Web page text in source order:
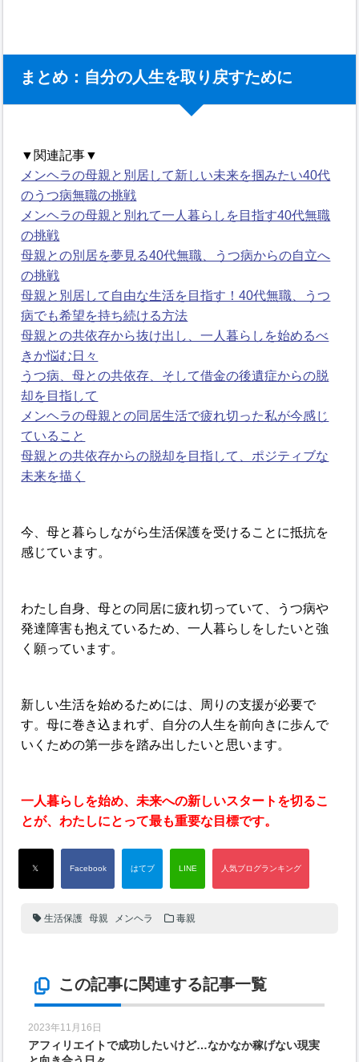
まとめ：自分の人生を取り戻すために
▼関連記事▼
メンヘラの母親と別居して新しい未来を掴みたい40代
のうつ病無職の挑戦
メンヘラの母親と別れて一人暮らしを目指す40代無職
の挑戦
母親との別居を夢見る40代無職、うつ病からの自立へ
の挑戦
母親と別居して自由な生活を目指す！40代無職、うつ
病でも希望を持ち続ける方法
母親との共依存から抜け出し、一人暮らしを始めるべ
きか悩む日々
うつ病、母との共依存、そして借金の後遺症からの脱
却を目指して
メンヘラの母親との同居生活で疲れ切った私が今感じ
ていること
母親との共依存からの脱却を目指して、ポジティブな
未来を描く
今、母と暮らしながら生活保護を受けることに抵抗を
感じています。
わたし自身、母との同居に疲れ切っていて、うつ病や
発達障害も抱えているため、一人暮らしをしたいと強
く願っています。
新しい生活を始めるためには、周りの支援が必要で
す。母に巻き込まれず、自分の人生を前向きに歩んで
いくための第一歩を踏み出したいと思います。
一人暮らしを始め、未来への新しいスタートを切るこ
とが、わたしにとって最も重要な目標です。
生活保護 母親 メンヘラ 毒親
この記事に関連する記事一覧
2023年11月16日
アフィリエイトで成功したいけど…なかなか稼げない現実